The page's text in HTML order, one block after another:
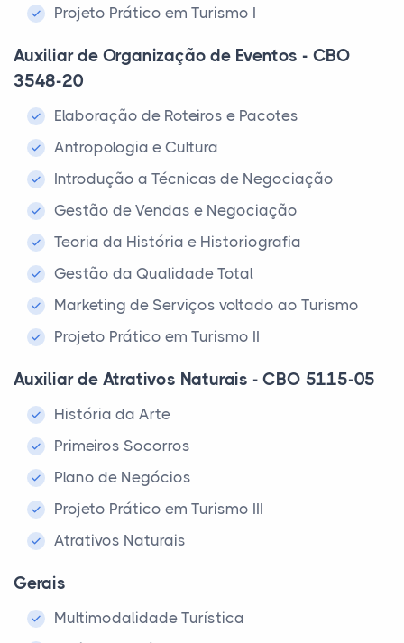
Projeto Prático em Turismo I
Auxiliar de Organização de Eventos - CBO
3548-20
Elaboração de Roteiros e Pacotes
Antropologia e Cultura
Introdução a Técnicas de Negociação
Gestão de Vendas e Negociação
Teoria da História e Historiografia
Gestão da Qualidade Total
Marketing de Serviços voltado ao Turismo
Projeto Prático em Turismo II
Auxiliar de Atrativos Naturais - CBO 5115-05
História da Arte
Primeiros Socorros
Plano de Negócios
Projeto Prático em Turismo III
Atrativos Naturais
Gerais
Multimodalidade Turística